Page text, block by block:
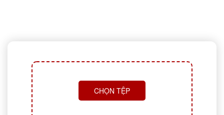
CHỌN TỆP